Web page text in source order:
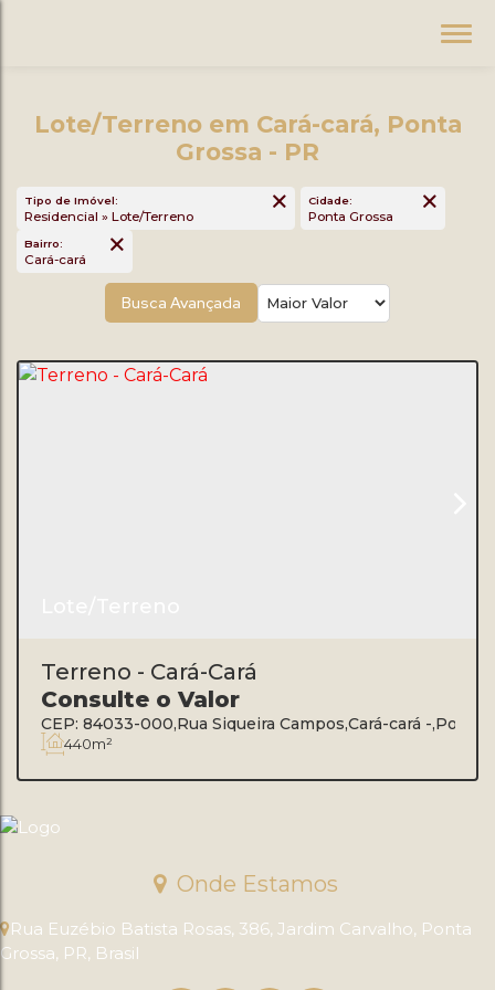
Lote/Terreno em Cará-cará, Ponta
Grossa - PR
Tipo de Imóvel:
Residencial » Lote/Terreno
Cidade:
Bairro:
Busca Avançada
Terreno - Cará-Cará
Consulte o Valor
CEP: 84033-000,Rua Siqueira Campos,Cará-cará ,Ponta
440m²
Onde Estamos
Rua Euzébio Batista Rosas, 386, Jardim Carvalho, Ponta
Grossa, PR, Brasil